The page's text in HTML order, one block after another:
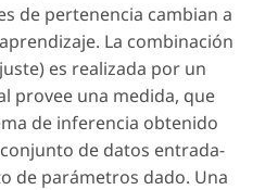
de pertenencia cambian a
La combinación
es realizada por un
provee una medida, que
de inferencia obtenido
de datos entrada-
de parámetros dado. Una